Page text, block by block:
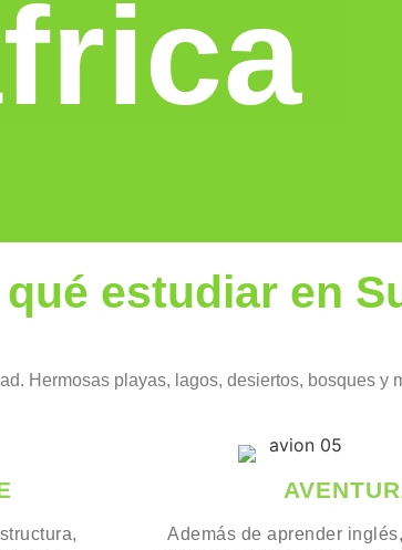
estudiar en
Hermosas playas, lagos, desiertos, bosques y
Además de aprender